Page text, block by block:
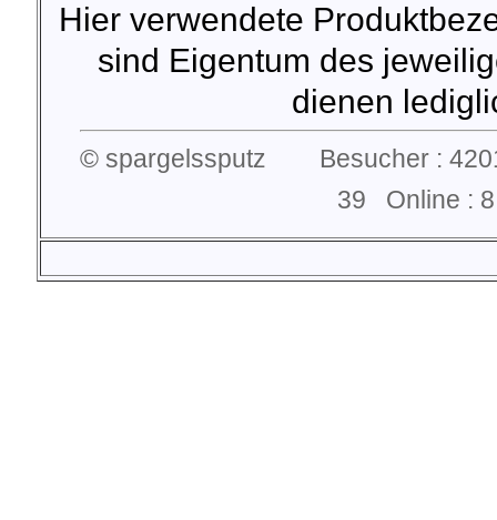
Hier verwendete
sind Eigentum des
dienen
© spargelssputz Besucher :
39 Online